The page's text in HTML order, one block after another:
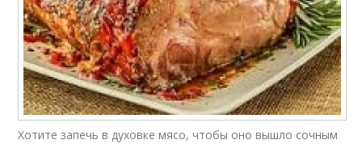
Хотите запечь в духовке мясо, чтобы оно вышло сочным